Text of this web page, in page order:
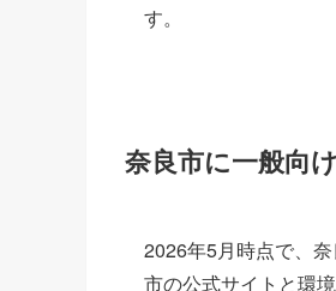
す。
奈良市に一般向
2026年5月時点で、
市の公式サイトと環